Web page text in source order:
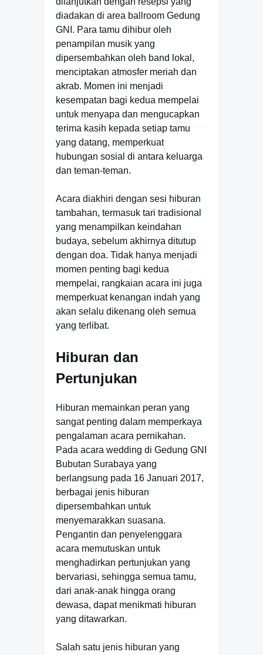
diadakan di area ballroom Gedung
GNI. Para tamu dihibur oleh
penampilan musik yang
dipersembahkan oleh band lokal,
menciptakan atmosfer meriah dan
akrab. Momen ini menjadi
kesempatan bagi kedua mempelai
untuk menyapa dan mengucapkan
terima kasih kepada setiap tamu
yang datang, memperkuat
hubungan sosial di antara keluarga
dan teman-teman.
Acara diakhiri dengan sesi hiburan
tambahan, termasuk tari tradisional
yang menampilkan keindahan
budaya, sebelum akhirnya ditutup
dengan doa. Tidak hanya menjadi
momen penting bagi kedua
mempelai, rangkaian acara ini juga
memperkuat kenangan indah yang
akan selalu dikenang oleh semua
yang terlibat.
Hiburan dan
Pertunjukan
Hiburan memainkan peran yang
sangat penting dalam memperkaya
pengalaman acara pernikahan.
Pada acara wedding di Gedung GNI
Bubutan Surabaya yang
berlangsung pada 16 Januari 2017,
berbagai jenis hiburan
dipersembahkan untuk
menyemarakkan suasana.
Pengantin dan penyelenggara
acara memutuskan untuk
menghadirkan pertunjukan yang
bervariasi, sehingga semua tamu,
dari anak-anak hingga orang
dewasa, dapat menikmati hiburan
yang ditawarkan.
Salah satu jenis hiburan yang